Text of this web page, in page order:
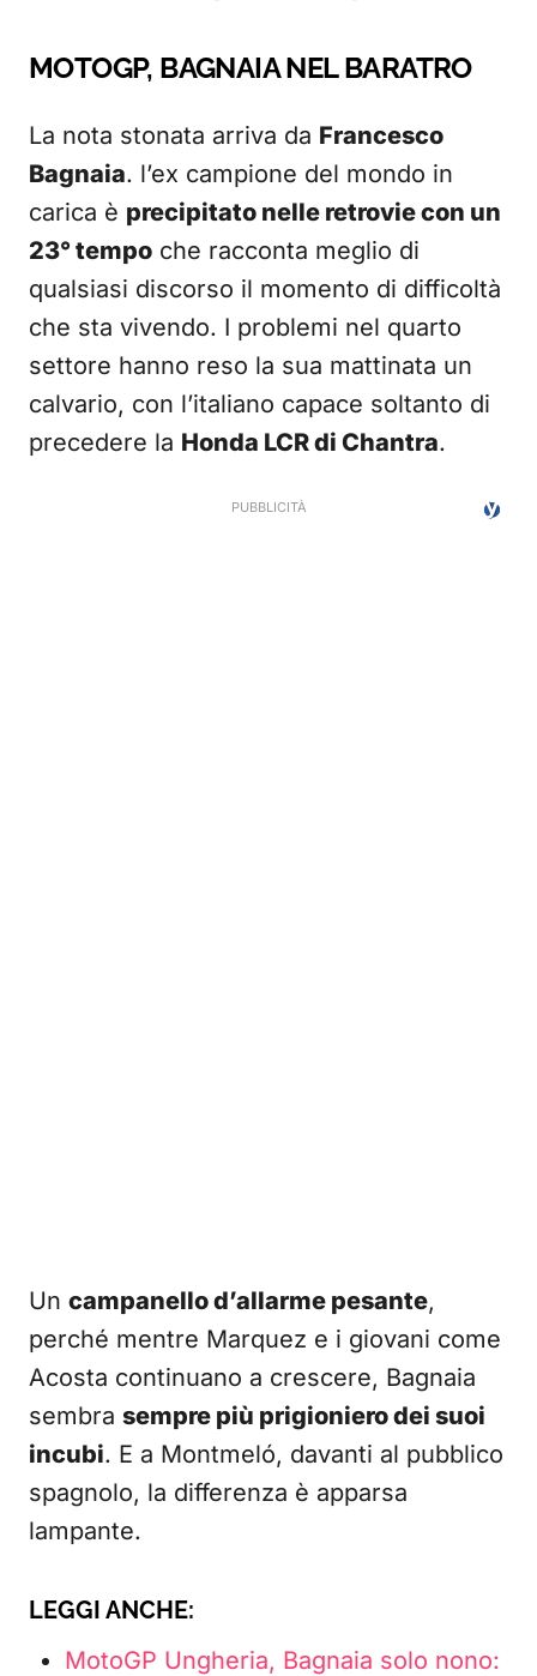
MOTOGP, BAGNAIA NEL BARATRO
La nota stonata arriva da Francesco
Bagnaia. l’ex campione del mondo in
carica è precipitato nelle retrovie con un
23° tempo che racconta meglio di
qualsiasi discorso il momento di difficoltà
che sta vivendo. I problemi nel quarto
settore hanno reso la sua mattinata un
calvario, con l’italiano capace soltanto di
precedere la Honda LCR di Chantra.
Un campanello d’allarme pesante,
perché mentre Marquez e i giovani come
Acosta continuano a crescere, Bagnaia
sembra sempre più prigioniero dei suoi
incubi. E a Montmeló, davanti al pubblico
spagnolo, la differenza è apparsa
lampante.
LEGGI ANCHE:
MotoGP Ungheria, Bagnaia solo nono: